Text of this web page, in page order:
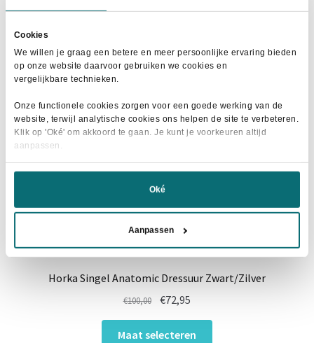
Cookies
We willen je graag een betere en meer persoonlijke ervaring bieden
op onze website daarvoor gebruiken we cookies en
vergelijkbare technieken.
Onze functionele cookies zorgen voor een goede werking van de
website, terwijl analytische cookies ons helpen de site te verbeteren.
Klik op 'Oké' om akkoord te gaan. Je kunt je voorkeuren altijd
aanpassen.
Oké
Aanpassen
optie
worden
op
productpagina
Horka Singel Anatomic Dressuur Zwart/Zilver
€100,00
Oorspronkelijke
was:
€72,95
is:
Maat selecteren